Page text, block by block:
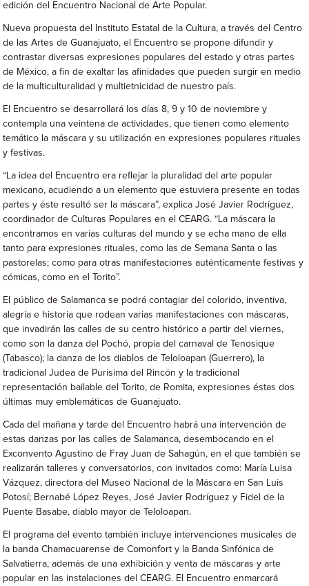
edición del Encuentro Nacional de Arte Popular.
Nueva propuesta del Instituto Estatal de la Cultura, a través del Centro
de las Artes de Guanajuato, el Encuentro se propone difundir y
contrastar diversas expresiones populares del estado y otras partes
de México, a fin de exaltar las afinidades que pueden surgir en medio
de la multiculturalidad y multietnicidad de nuestro país.
El Encuentro se desarrollará los días 8, 9 y 10 de noviembre y
contempla una veintena de actividades, que tienen como elemento
temático la máscara y su utilización en expresiones populares rituales
y festivas.
“La idea del Encuentro era reflejar la pluralidad del arte popular
mexicano, acudiendo a un elemento que estuviera presente en todas
partes y éste resultó ser la máscara”, explica José Javier Rodríguez,
coordinador de Culturas Populares en el CEARG. “La máscara la
encontramos en varias culturas del mundo y se echa mano de ella
tanto para expresiones rituales, como las de Semana Santa o las
pastorelas; como para otras manifestaciones auténticamente festivas y
cómicas, como en el Torito”.
El público de Salamanca se podrá contagiar del colorido, inventiva,
alegría e historia que rodean varias manifestaciones con máscaras,
que invadirán las calles de su centro histórico a partir del viernes,
como son la danza del Pochó, propia del carnaval de Tenosique
(Tabasco); la danza de los diablos de Teloloapan (Guerrero), la
tradicional Judea de Purísima del Rincón y la tradicional
representación bailable del Torito, de Romita, expresiones éstas dos
últimas muy emblemáticas de Guanajuato.
Cada del mañana y tarde del Encuentro habrá una intervención de
estas danzas por las calles de Salamanca, desembocando en el
Exconvento Agustino de Fray Juan de Sahagún, en el que también se
realizarán talleres y conversatorios, con invitados como: María Luisa
Vázquez, directora del Museo Nacional de la Máscara en San Luis
Potosí; Bernabé López Reyes, José Javier Rodríguez y Fidel de la
Puente Basabe, diablo mayor de Teloloapan.
El programa del evento también incluye intervenciones musicales de
la banda Chamacuarense de Comonfort y la Banda Sinfónica de
Salvatierra, además de una exhibición y venta de máscaras y arte
popular en las instalaciones del CEARG. El Encuentro enmarcará